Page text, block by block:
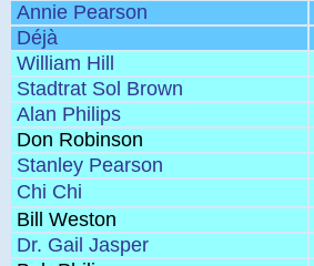
Annie Pearson
Déjà
William Hill
Stadtrat Sol Brown
Alan Philips
Don Robinson
Stanley Pearson
Chi Chi
Bill Weston
Dr. Gail Jasper